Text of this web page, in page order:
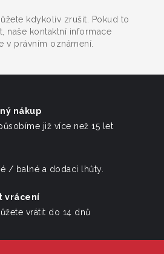
kdykoliv zrušit. Pokud to
naše kontaktní informace
v právním oznámení.
nákup
již více než 15 let
/ balné a dodací lhůty.
vrácení
vrátit do 14 dnů